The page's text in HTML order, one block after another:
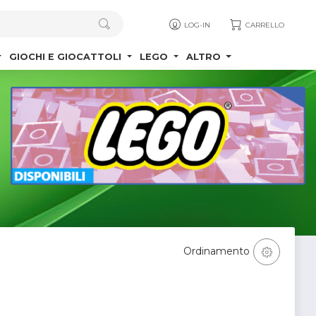
LOG-IN CARRELLO
GIOCHI E GIOCATTOLI LEGO ALTRO
Ordinamento